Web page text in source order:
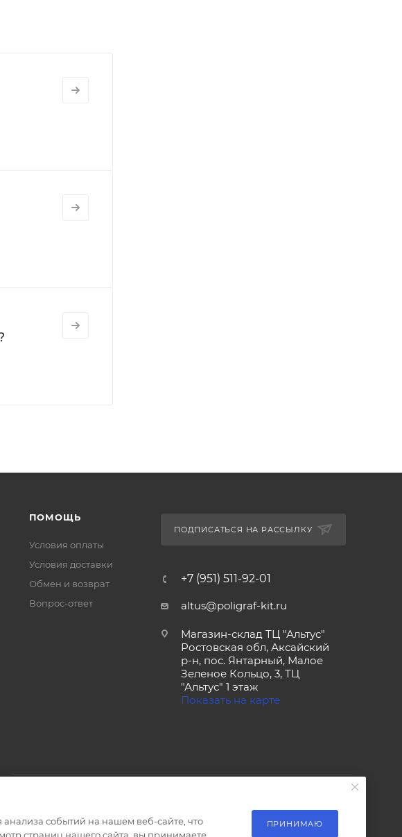
ПОМОЩЬ
Условия оплаты
Условия доставки
Обмен и возврат
Вопрос-ответ
ПОДПИСАТЬСЯ НА РАССЫЛКУ
+7 (951) 511-92-01
altus@poligraf-kit.ru
Магазин-склад ТЦ "Альтус"
Ростовская обл, Аксайский
р-н, пос. Янтарный, Малое
Зеленое Кольцо, 3, ТЦ
"Альтус" 1 этаж
Показать на карте
событий на нашем веб-сайте, что
ПРИНИМАЮ